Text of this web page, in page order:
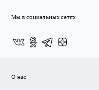
Мы в социальных сетях
О нас